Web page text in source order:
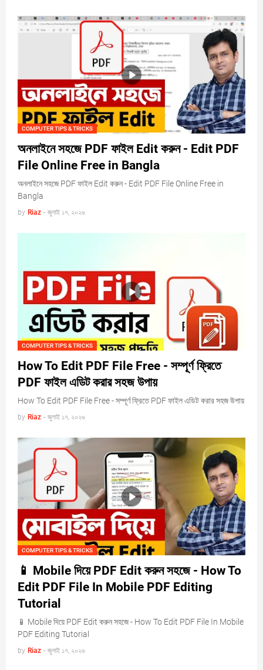
COMPUTER TIPS & TRICKS
অনলাইনে সহজে PDF ফাইল Edit করুন - Edit PDF
File Online Free in Bangla
অনলাইনে সহজে PDF ফাইল Edit করুন - Edit PDF File Online Free in
Bangla
by Riaz - জুলাই ১৭, ২০২৬
COMPUTER TIPS & TRICKS
How To Edit PDF File Free - সম্পূর্ণ ফ্রিতে
PDF ফাইল এডিট করার সহজ উপায়
How To Edit PDF File Free - সম্পূর্ণ ফ্রিতে PDF ফাইল এডিট করার সহজ উপায়
by Riaz - জুলাই ১৭, ২০২৬
COMPUTER TIPS & TRICKS
📱 Mobile দিয়ে PDF Edit করুন সহজে - How To
Edit PDF File In Mobile PDF Editing
Tutorial
📱 Mobile দিয়ে PDF Edit করুন সহজে - How To Edit PDF File In Mobile
PDF Editing Tutorial
by Riaz - জুলাই ১৭, ২০২৬